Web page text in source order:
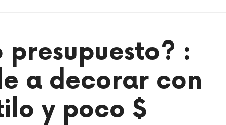
presupuesto? :
a decorar con
y poco $